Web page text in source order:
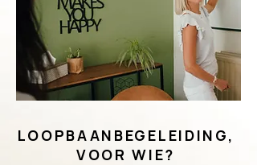
LOOPBAANBEGELEIDING,
VOOR WIE?